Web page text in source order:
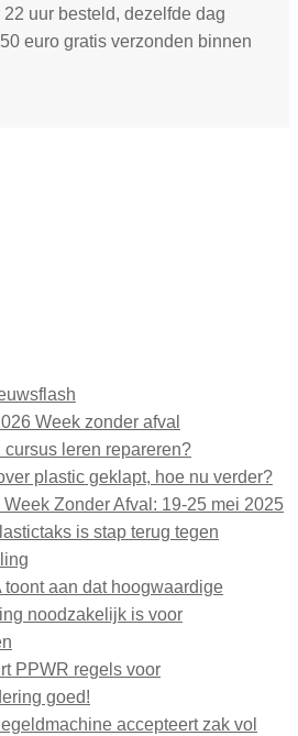
uur besteld, dezelfde dag
euro gratis verzonden binnen
Week zonder afval
cursus leren repareren?
plastic geklapt, hoe nu verder?
Zonder Afval: 19-25 mei 2025
is stap terug tegen
toont aan dat hoogwaardige
noodzakelijk is voor
PPWR regels voor
goed!
accepteert zak vol